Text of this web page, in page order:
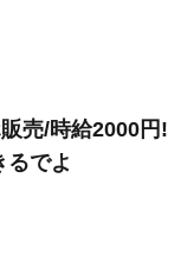
売/時給2000円!
るでよ